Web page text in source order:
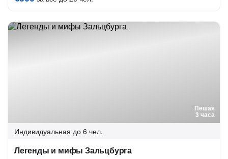
Пешая
3 часа
Индивидуальная до 6 чел.
Легенды и мифы Зальцбурга